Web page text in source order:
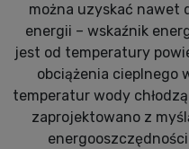
można uzyskać nawet
energii – wskaźnik
jest od temperatury
obciążenia cieplnego
temperatur wody
zaprojektowano z